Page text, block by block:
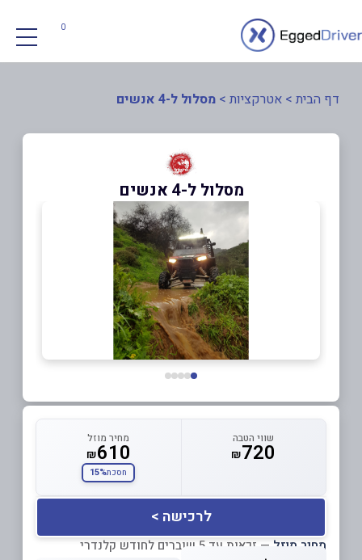
0
דף הבית > אטרקציות > מסלול ל-4 אנשים
מסלול ל-4 אנשים
שווי הטבה
₪720
מחיר מוזל
₪610
חסכת15%
לרכישה >
מחיר מוזל — זכאות עד 5 שוברים לחודש קלנדרי